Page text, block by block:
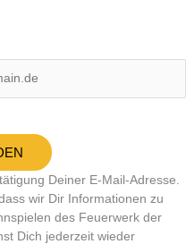
Deiner E-Mail-Adresse.
wir Dir Informationen zu
des Feuerwerk der
Dich jederzeit wieder